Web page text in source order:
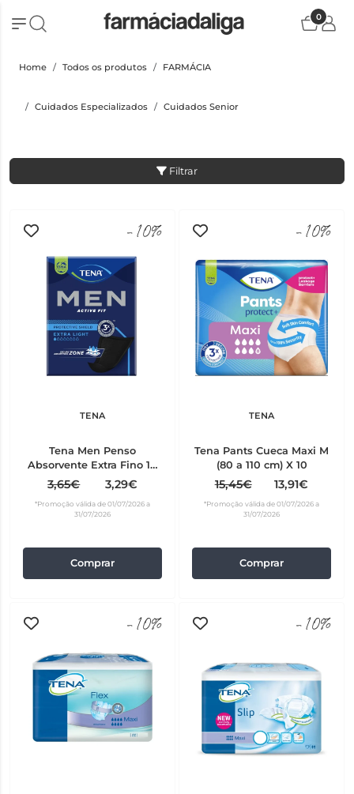
0
Home Todos os produtos FARMÁCIA
Cuidados Especializados Cuidados Senior
Filtrar
-10%
TENA
Tena Men Penso
Absorvente Extra Fino 14
unidades
3,65€ 3,29€
*Promoção válida de 01/07/2026 a
31/07/2026
Comprar
-10%
TENA
Tena Pants Cueca Maxi M
(80 a 110 cm) X 10
15,45€ 13,91€
*Promoção válida de 01/07/2026 a
31/07/2026
Comprar
-10% -10%